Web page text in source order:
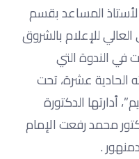
المساعد بقسم
العالي للإعلام بالشروق
في الندوة التي
الحادية عشرة، تحت
أدارتها الدكتورة
محمد رفعت الإمام
.